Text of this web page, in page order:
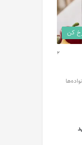
کن
2